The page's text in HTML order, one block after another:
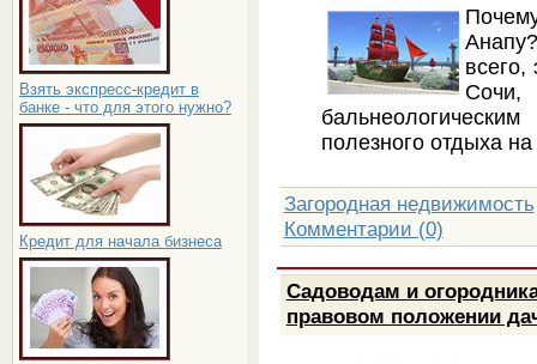
Взять экспресс-кредит в
банке - что для этого нужно?
Кредит для начала бизнеса
полезного отдыха
Загородная недвижимость
Комментарии (0)
Садоводам и
правовом положении